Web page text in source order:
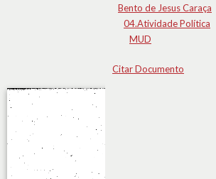
Bento de Jesus Caraça
04.Atividade Política
MUD
Citar Documento